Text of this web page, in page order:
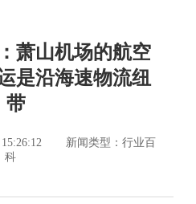
萧山机场的航空
是沿海速物流纽
带
新闻类型：行业百
科